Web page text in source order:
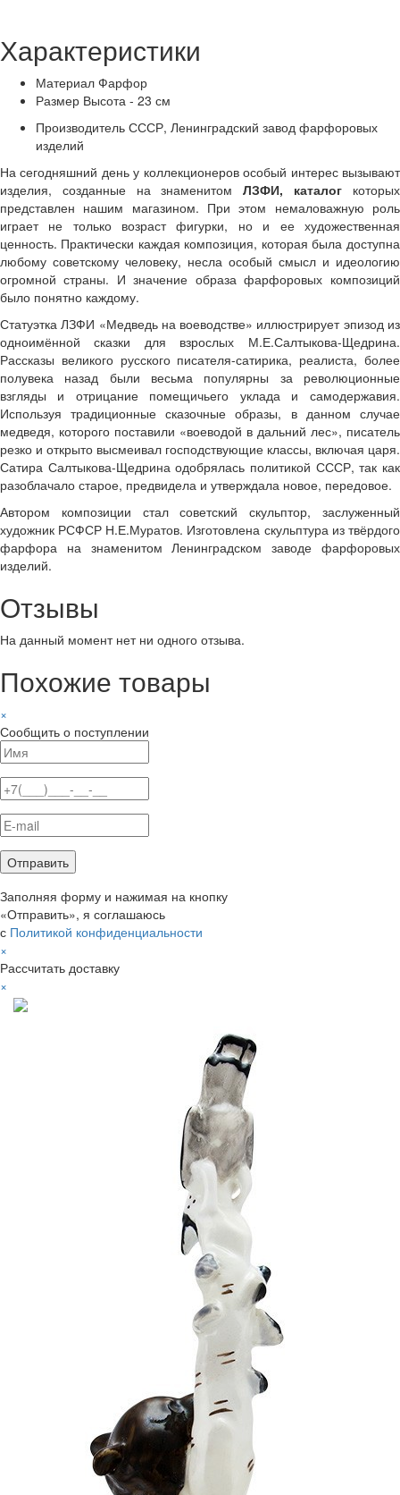
Характеристики
Материал Фарфор
Размер Высота - 23 см
Производитель СССР, Ленинградский завод фарфоровых
изделий
На сегодняшний день у коллекционеров особый интерес вызывают
изделия, созданные на знаменитомЛЗФИ, каталог которых
представлен нашим магазином. При этом немаловажную роль
играет не только возраст фигурки, но и ее художественная
ценность. Практически каждая композиция, которая была доступна
любому советскому человеку, несла особый смысл и идеологию
огромной страны. И значение образа фарфоровых композиций
было понятно каждому.
Статуэтка ЛЗФИ «Медведь на воеводстве» иллюстрирует эпизод из
одноимённой сказки для взрослых М.Е.Салтыкова-Щедрина.
Рассказы великого русского писателя-сатирика, реалиста, более
полувека назад были весьма популярны за революционные
взгляды и отрицание помещичьего уклада и самодержавия.
Используя традиционные сказочные образы, в данном случае
медведя, которого поставили «воеводой в дальний лес», писатель
резко и открыто высмеивал господствующие классы, включая царя.
Сатира Салтыкова-Щедрина одобрялась политикой СССР, так как
разоблачало старое, предвидела и утверждала новое, передовое.
Автором композиции стал советский скульптор, заслуженный
художник РСФСР Н.Е.Муратов. Изготовлена скульптура из твёрдого
фарфора на знаменитом Ленинградском заводе фарфоровых
изделий.
Отзывы
На данный момент нет ни одного отзыва.
Похожие товары
×
Сообщить о поступлении
Заполняя форму и нажимая на кнопку
«Отправить», я соглашаюсь
с Политикой конфиденциальности
×
Рассчитать доставку
×